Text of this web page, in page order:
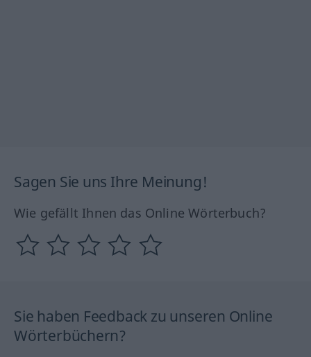
Sagen Sie uns Ihre Meinung!
Wie gefällt Ihnen das Online Wörterbuch?
Sie haben Feedback zu unseren Online
Wörterbüchern?